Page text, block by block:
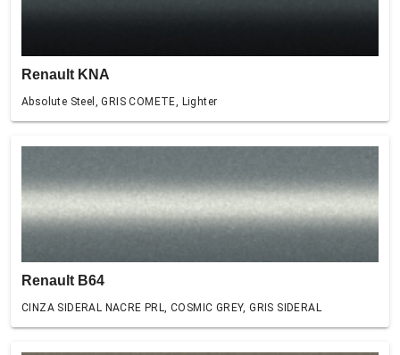
Renault KNA
Absolute Steel, GRIS COMETE, Lighter
Renault B64
CINZA SIDERAL NACRE PRL, COSMIC GREY, GRIS SIDERAL